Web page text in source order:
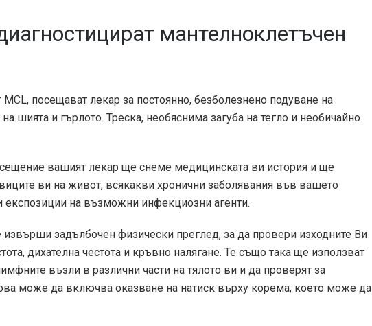
мантелноклетъчен
посещават лекар за постоянно, безболезнено подуване на
шията и гърлото. Треска, необяснима загуба на тегло и необичайно
вашият лекар ще снеме медицинската ви история и ще
ви на живот, всякакви хронични заболявания във вашето
експозиции на възможни инфекциозни агенти.
задълбочен физически преглед, за да провери изходните Ви
дихателна честота и кръвно налягане. Те също така ще използват
възли в различни части на тялото ви и да проверят за
може да включва оказване на натиск върху корема, което може да